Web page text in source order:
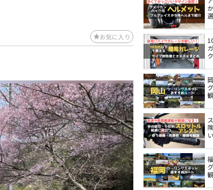
お気に入り